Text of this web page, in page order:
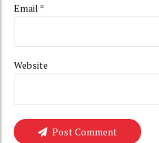
Email *
Website
Post Comment